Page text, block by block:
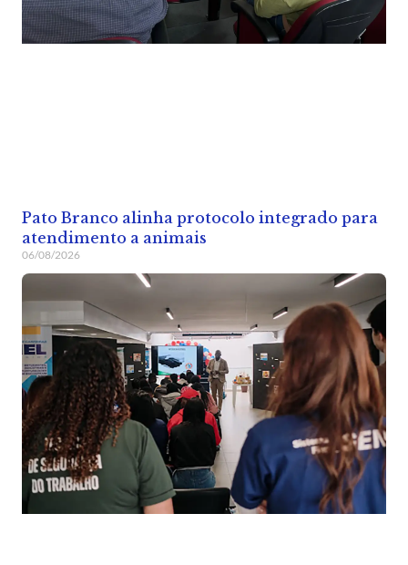
Pato Branco alinha protocolo integrado para
atendimento a animais
06/08/2026